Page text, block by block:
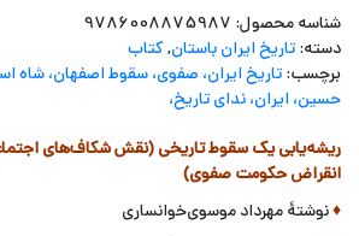
شناسه محصول: 9786008875987
دسته:تاریخ ایران باستان,کتاب
برچسب:تاریخ ایران، صفوی، سقوط اصفهان، شاه
حسین، ایران، ندای تاریخ،
ریشه‌یابی یک سقوط تاریخی (نقش شکاف‌های
انقراض حکومت صفوی)
♦نوشتۀ مهرداد موسوی‌خوانساری